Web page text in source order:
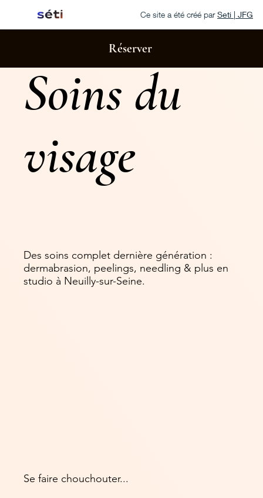
Ce site a été créé par Seti | JFG
Réserver
Soins du
visage
Des soins complet dernière génération :
dermabrasion, peelings, needling & plus en
studio à Neuilly-sur-Seine.
Se faire chouchouter...